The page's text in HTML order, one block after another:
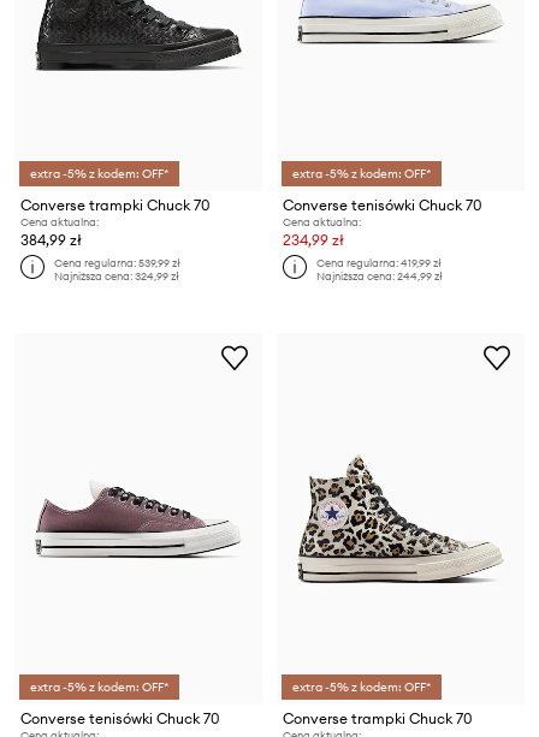
extra -5% z kodem: OFF*
Converse trampki Chuck 70
Cena aktualna:
384,99 zł
Cena regularna:539,99 zł
Najniższa cena:324,99 zł
extra -5% z kodem: OFF*
Converse tenisówki Chuck 70
Cena aktualna:
234,99 zł
Cena regularna:419,99 zł
Najniższa cena:244,99 zł
extra -5% z kodem: OFF*
Converse tenisówki Chuck 70
extra -5% z kodem: OFF*
Converse trampki Chuck 70